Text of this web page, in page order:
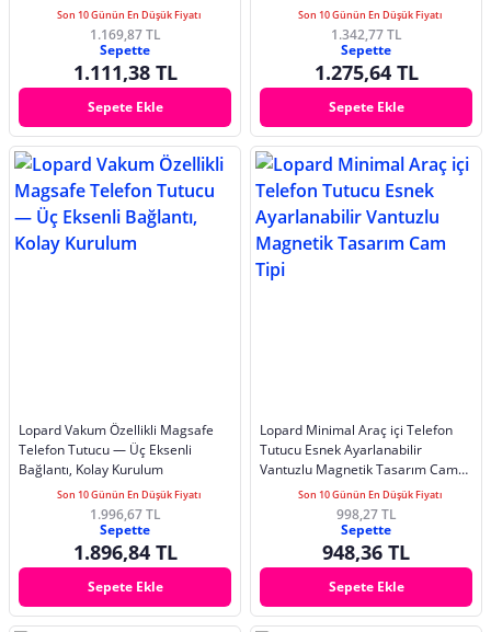
Son 10 Günün En Düşük Fiyatı
1.169,87 TL
Sepette
1.111,38 TL
Sepete Ekle
Son 10 Günün En Düşük Fiyatı
1.342,77 TL
Sepette
1.275,64 TL
Sepete Ekle
Lopard Vakum Özellikli Magsafe
Telefon Tutucu — Üç Eksenli
Bağlantı, Kolay Kurulum
Son 10 Günün En Düşük Fiyatı
1.996,67 TL
Sepette
1.896,84 TL
Sepete Ekle
Lopard Minimal Araç içi Telefon
Tutucu Esnek Ayarlanabilir
Vantuzlu Magnetik Tasarım Cam
Son 10 Günün En Düşük Fiyatı
998,27 TL
Sepette
948,36 TL
Sepete Ekle